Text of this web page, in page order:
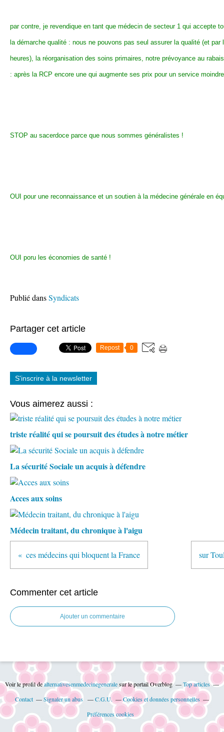
par contre, je revendique en tant que médecin de secteur 1 qui accepte
la démarche qualité : nous ne pouvons pas seul assurer la qualité (et
heures), la réorganisation des soins primaires, notre prévoyance au
: après la RCP encore une qui augmente ses prix pour un service
STOP au sacerdoce parce que nous sommes généralistes !
OUI pour une reconnaissance et un soutien à la médecine générale en
OUI poru les économies de santé !
Publié dansSyndicats
Partager cet article
Repost 0
S'inscrire à la newsletter
Vous aimerez aussi :
triste réalité qui se poursuit des études à notre métier
La sécurité Sociale un acquis à défendre
Acces aux soins
Médecin traitant, du chronique à l'aigu
ces médecins qui bloquent la France sur
Commenter cet article
Ajouter un commentaire
Voir le profil dealternativesenmedecinegeneralesur le portail Overblog
Top articles
Contact
Signaler un abus C.G.U.
Cookies et données personnelles
Préférences cookies